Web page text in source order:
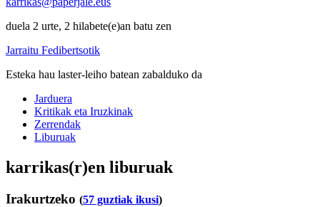
duela 2 urte, 2 hilabete(e)an batu zen
Jarraitu Fedibertsotik
Esteka hau laster-leiho batean zabalduko da
Jarduera
Kritikak eta Iruzkinak
Zerrendak
Liburuak
karrikas(r)en liburuak
Irakurtzeko (57 guztiak ikusi)